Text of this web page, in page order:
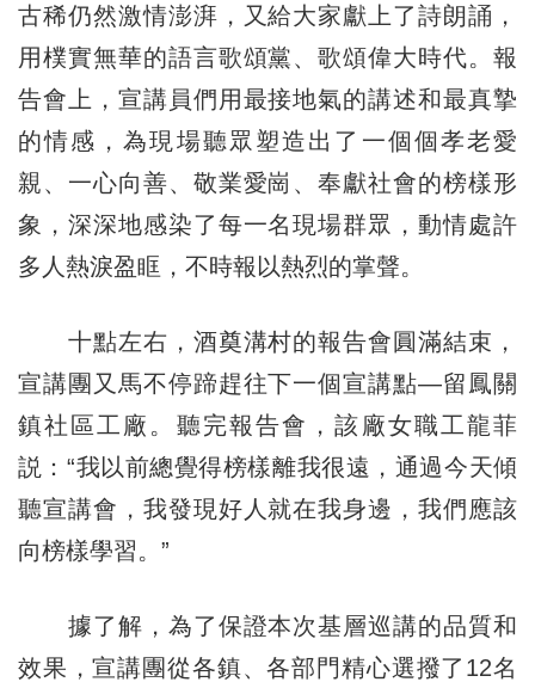
古稀仍然激情澎湃，又給大家獻上了詩朗誦，
用樸實無華的語言歌頌黨、歌頌偉大時代。報
告會上，宣講員們用最接地氣的講述和最真摯
的情感，為現場聽眾塑造出了一個個孝老愛
親、一心向善、敬業愛崗、奉獻社會的榜樣形
象，深深地感染了每一名現場群眾，動情處許
多人熱淚盈眶，不時報以熱烈的掌聲。
十點左右，酒奠溝村的報告會圓滿結束，
宣講團又馬不停蹄趕往下一個宣講點—留鳳關
鎮社區工廠。聽完報告會，該廠女職工龍菲
説：“我以前總覺得榜樣離我很遠，通過今天傾
聽宣講會，我發現好人就在我身邊，我們應該
向榜樣學習。”
據了解，為了保證本次基層巡講的品質和
效果，宣講團從各鎮、各部門精心選撥了12名